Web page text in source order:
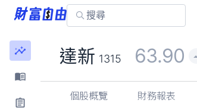
達新 1315 63.90
個股概覽 財務報表